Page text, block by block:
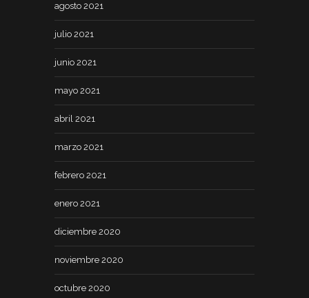
agosto 2021
julio 2021
junio 2021
mayo 2021
abril 2021
marzo 2021
febrero 2021
enero 2021
diciembre 2020
noviembre 2020
octubre 2020